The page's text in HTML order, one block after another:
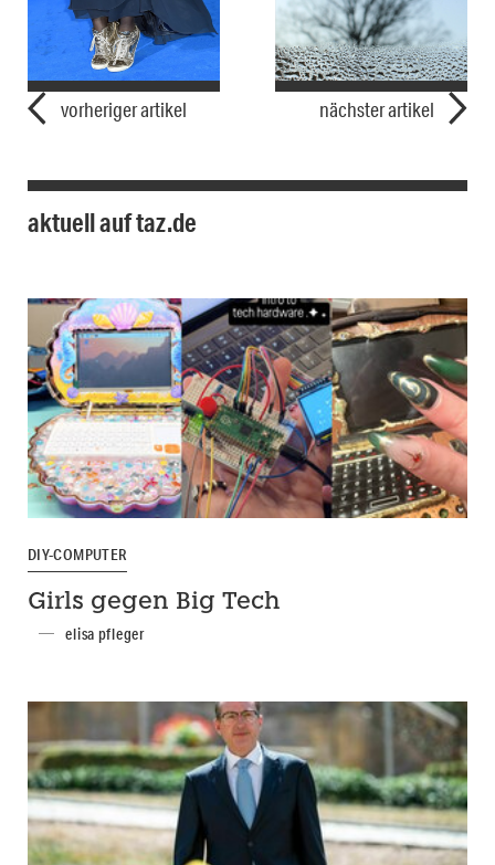
vorheriger artikel nächster artikel
aktuell auf taz.de
DIY-COMPUTER
Girls gegen Big Tech
elisa pfleger